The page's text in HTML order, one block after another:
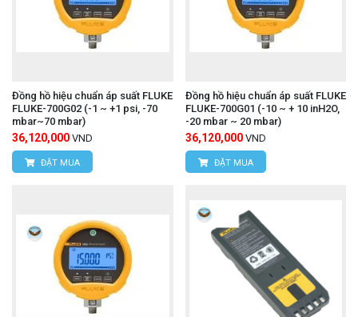
Đồng hồ hiệu chuẩn áp suất FLUKE
FLUKE-700G02 (-1 ~ +1 psi, -70
mbar~70 mbar)
36,120,000 VND
ĐẶT MUA
Đồng hồ hiệu chuẩn áp suất FLUKE
FLUKE-700G01 (-10 ~ + 10 inH2O,
-20 mbar ~ 20 mbar)
36,120,000 VND
ĐẶT MUA